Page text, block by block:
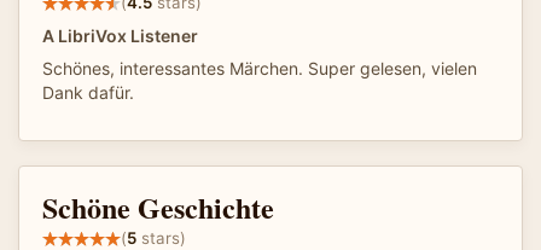
A LibriVox Listener
Schönes, interessantes Märchen. Super gelesen, vielen
Dank dafür.
Schöne Geschichte
(5 stars)